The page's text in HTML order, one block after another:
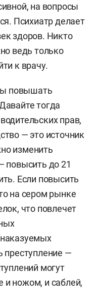
на вопросы
Психиатр делает
здоров. Никто
ведь только
к врачу.
повышать
тогда
прав,
— это источник
изменить
повысить до 21
Если повысить
на сером рынке
что повлечет
преступление —
могут
ножом, и саблей,